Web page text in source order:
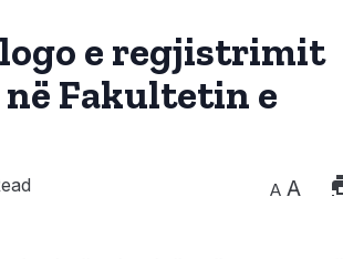
logo e regjistrimit
në Fakultetin e
A A